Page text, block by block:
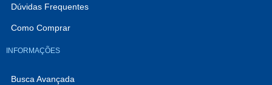
Dúvidas Frequentes
Como Comprar
INFORMAÇÕES
Busca Avançada